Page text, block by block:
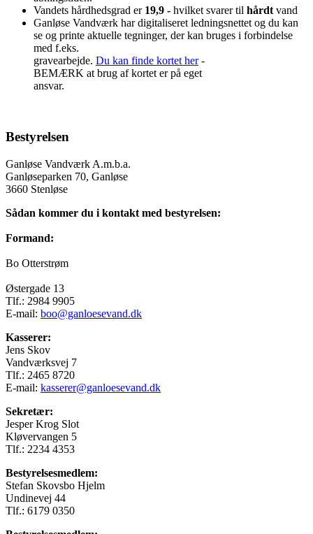
Vandets hårdhedsgrad er 19,9 - hvilket svarer til hårdt vand
Ganløse Vandværk har digitaliseret ledningsnettet og du kan
se og printe aktuelle tegninger, der kan bruges i forbindelse
med f.eks.
gravearbejde. Du kan finde kortet her-
BEMÆRK at brug af kortet er på eget
ansvar.
Bestyrelsen
Ganløse Vandværk A.m.b.a.
Ganløseparken 70, Ganløse
3660 Stenløse
Sådan kommer du i kontakt med bestyrelsen:
Formand:
Bo Otterstrøm
Østergade 13
Tlf.: 2984 9905
E-mail: boo@ganloesevand.dk
Kasserer:
Jens Skov
Vandværksvej 7
Tlf.: 2465 8720
E-mail: kasserer@ganloesevand.dk
Sekretær:
Jesper Krog Slot
Kløvervangen 5
Tlf.: 2234 4353
Bestyrelsesmedlem:
Stefan Skovsbo Hjelm
Undinevej 44
Tlf.: 6179 0350